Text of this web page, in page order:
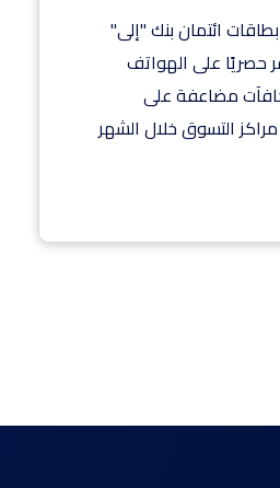
ائتمان بنك "إلى"
حصريًا على الهواتف
مضاعفة على
التسوق خلال الشهر